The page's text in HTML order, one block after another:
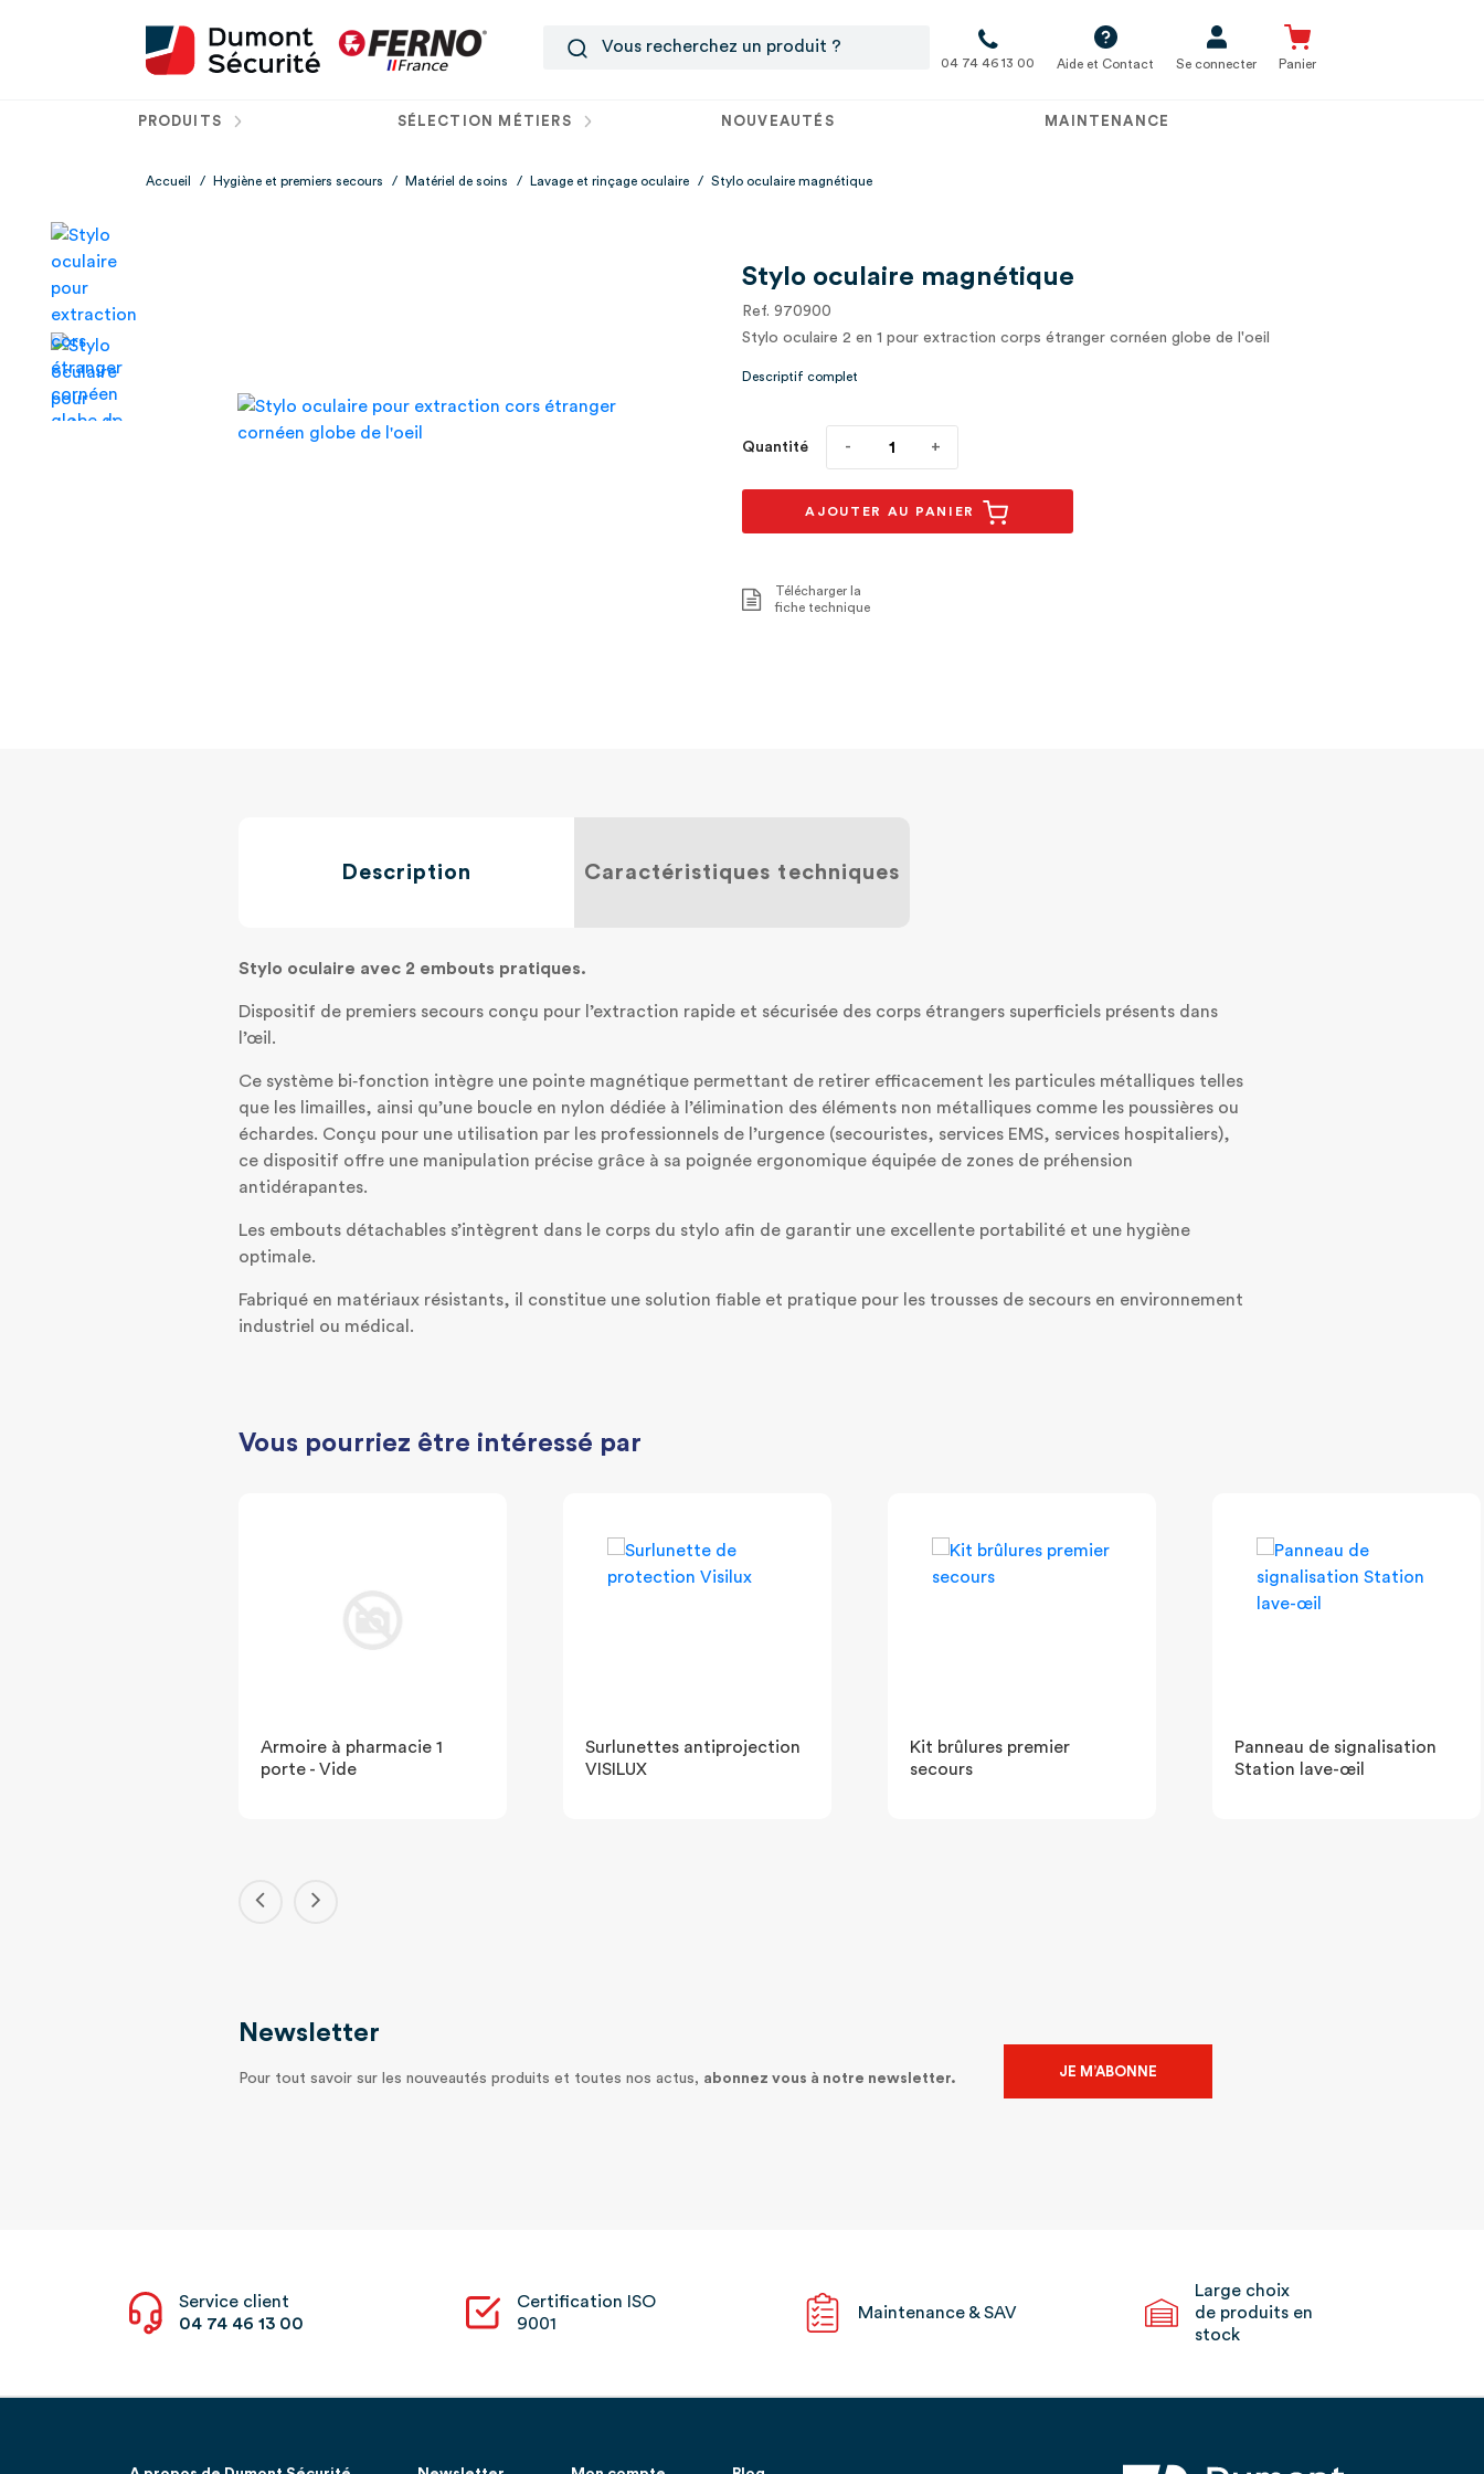
04 74 46 13 00 Aide et Contact Se connecter Panier
PRODUITS SÉLECTION MÉTIERS NOUVEAUTÉS MAINTENANCE
Accueil / Hygiène et premiers secours / Matériel de soins / Lavage et rinçage oculaire / Stylo oculaire magnétique
Stylo oculaire magnétique
Ref. 970900
Stylo oculaire 2 en 1 pour extraction corps étranger cornéen globe de l'oeil
Descriptif complet
Quantité
AJOUTER AU PANIER
Télécharger la
fiche technique
Description Caractéristiques techniques
Stylo oculaire avec 2 embouts pratiques.
Dispositif de premiers secours conçu pour l’extraction rapide et sécurisée des corps étrangers superficiels présents dans
l’œil.
Ce système bi‑fonction intègre une pointe magnétique permettant de retirer efficacement les particules métalliques telles
que les limailles, ainsi qu’une boucle en nylon dédiée à l’élimination des éléments non métalliques comme les poussières ou
échardes. Conçu pour une utilisation par les professionnels de l’urgence (secouristes, services EMS, services hospitaliers),
ce dispositif offre une manipulation précise grâce à sa poignée ergonomique équipée de zones de préhension
antidérapantes.
Les embouts détachables s’intègrent dans le corps du stylo afin de garantir une excellente portabilité et une hygiène
optimale.
Fabriqué en matériaux résistants, il constitue une solution fiable et pratique pour les trousses de secours en environnement
industriel ou médical.
Vous pourriez être intéressé par
Armoire à pharmacie 1
porte - Vide
Surlunettes antiprojection
VISILUX
Kit brûlures premier
secours
Panneau de signalisation
Station lave-œil
Newsletter
Pour tout savoir sur les nouveautés produits et toutes nos actus, abonnez vous à notre newsletter. JE M’ABONNE
Service client
04 74 46 13 00
Certification ISO
9001
Maintenance & SAV
Large choix
de produits en
stock